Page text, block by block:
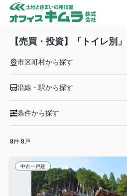
【売買・投資】「トイレ別
市区町村から探す
沿線・駅から探す
条件から探す
8件 8戸
中古一戸建